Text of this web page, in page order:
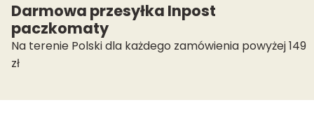
Darmowa przesyłka Inpost
paczkomaty
Na terenie Polski dla każdego zamówienia powyżej 149
zł